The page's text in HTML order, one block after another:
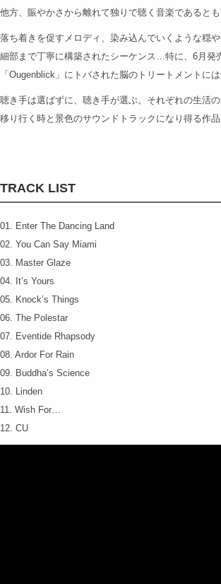
他方、賑やかさから離れて独りで聴く音楽であるとも
落ち着きを促すメロディ、染み込んでいくような穏や
細部まで丁寧に構築されたシーケンス…特に、6月発
「Ougenblick」にトバされた脳のトリートメントには
聴き手は選ばずに、聴き手が選ぶ。それぞれの生活の
移り行く時と景色のサウンドトラックになり得る作品
TRACK LIST
01. Enter The Dancing Land
02. You Can Say Miami
03. Master Glaze
04. It’s Yours
05. Knock’s Things
06. The Polestar
07. Eventide Rhapsody
08. Ardor For Rain
09. Buddha’s Science
10. Linden
11. Wish For…
12. CU